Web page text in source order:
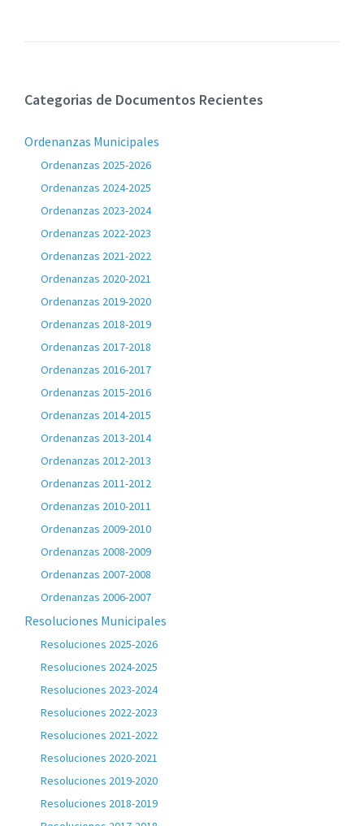
Categorias de Documentos Recientes
Ordenanzas Municipales
Ordenanzas 2025-2026
Ordenanzas 2024-2025
Ordenanzas 2023-2024
Ordenanzas 2022-2023
Ordenanzas 2021-2022
Ordenanzas 2020-2021
Ordenanzas 2019-2020
Ordenanzas 2018-2019
Ordenanzas 2017-2018
Ordenanzas 2016-2017
Ordenanzas 2015-2016
Ordenanzas 2014-2015
Ordenanzas 2013-2014
Ordenanzas 2012-2013
Ordenanzas 2011-2012
Ordenanzas 2010-2011
Ordenanzas 2009-2010
Ordenanzas 2008-2009
Ordenanzas 2007-2008
Ordenanzas 2006-2007
Resoluciones Municipales
Resoluciones 2025-2026
Resoluciones 2024-2025
Resoluciones 2023-2024
Resoluciones 2022-2023
Resoluciones 2021-2022
Resoluciones 2020-2021
Resoluciones 2019-2020
Resoluciones 2018-2019